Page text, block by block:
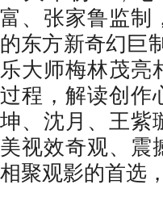
富、张家鲁监制
的东方新奇幻巨
乐大师梅林茂亮
过程，解读创作
坤、沈月、王紫
美视效奇观、震
相聚观影的首选